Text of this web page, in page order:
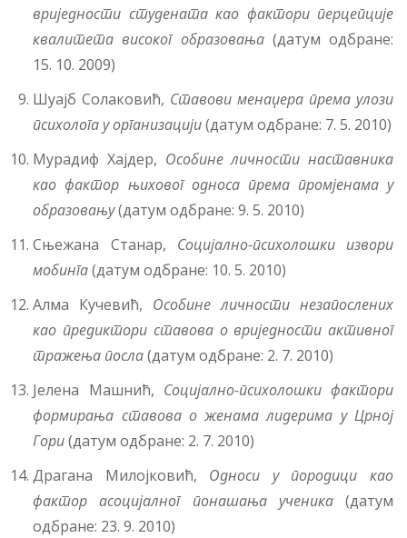
вриједности студената као фактори перцепције
квалитета високог образовања(датум одбране:
15. 10. 2009)
Шуајб Солаковић, Ставови менаџера према улози
психолога у организацији(датум одбране: 7. 5. 2010)
Мурадиф Хајдер, Особине личности наставника
као фактор њиховог односа према промјенама у
образовању(датум одбране: 9. 5. 2010)
Сњежана Станар, Социјално-психолошки извори
мобинга(датум одбране: 10. 5. 2010)
Алма Кучевић, Особине личности незапослених
као предиктори ставова о вриједности активног
тражења посла(датум одбране: 2. 7. 2010)
Јелена Машнић, Социјално-психолошки фактори
формирања ставова о женама лидерима у Црној
Гори(датум одбране: 2. 7. 2010)
Драгана Милојковић, Односи у породици као
фактор асоцијалног понашања ученика(датум
одбране: 23. 9. 2010)